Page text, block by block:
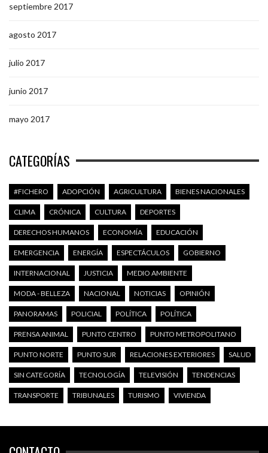
septiembre 2017
agosto 2017
julio 2017
junio 2017
mayo 2017
CATEGORÍAS
#FICHERO ADOPCIÓN AGRICULTURA BIENES NACIONALES
CLIMA CRÓNICA CULTURA DEPORTES
DERECHOS HUMANOS ECONOMÍA EDUCACIÓN
EMERGENCIA ENERGÍA ESPECTÁCULOS GOBIERNO
INTERNACIONAL JUSTICIA MEDIO AMBIENTE
MODA - BELLEZA NACIONAL NOTICIAS OPINIÓN
PANORAMAS POLICIAL POLÍTICA POLÍTICA
PRENSA ANIMAL PUNTO CENTRO PUNTO METROPOLITANO
PUNTO NORTE PUNTO SUR RELACIONES EXTERIORES SALUD
SIN CATEGORÍA TECNOLOGÍA TELEVISIÓN TENDENCIAS
TRANSPORTE TRIBUNALES TURISMO VIVIENDA